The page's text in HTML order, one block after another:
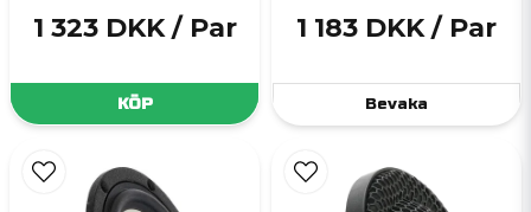
1 323 DKK / Par
KÖP
1 183 DKK / Par
Bevaka